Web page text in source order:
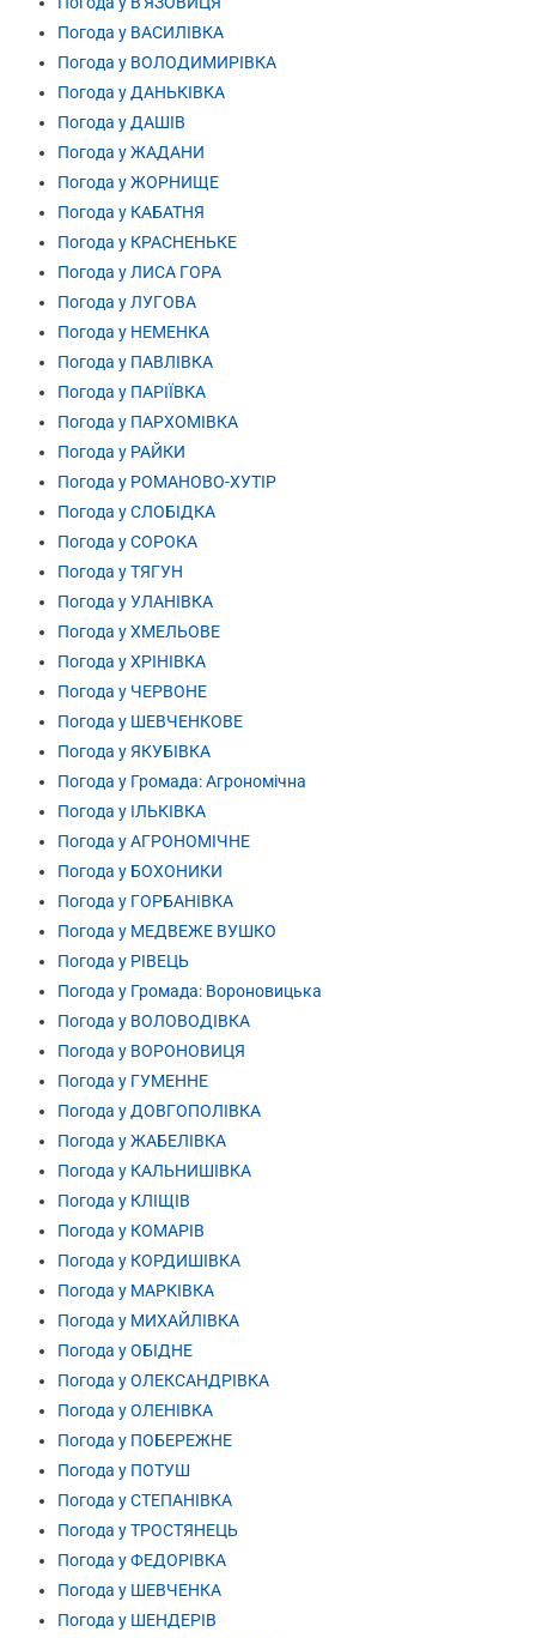
Погода у ВАСИЛІВКА
Погода у ВОЛОДИМИРІВКА
Погода у ДАНЬКІВКА
Погода у ДАШІВ
Погода у ЖАДАНИ
Погода у ЖОРНИЩЕ
Погода у КАБАТНЯ
Погода у КРАСНЕНЬКЕ
Погода у ЛИСА ГОРА
Погода у ЛУГОВА
Погода у НЕМЕНКА
Погода у ПАВЛІВКА
Погода у ПАРІЇВКА
Погода у ПАРХОМІВКА
Погода у РАЙКИ
Погода у РОМАНОВО-ХУТІР
Погода у СЛОБІДКА
Погода у СОРОКА
Погода у ТЯГУН
Погода у УЛАНІВКА
Погода у ХМЕЛЬОВЕ
Погода у ХРІНІВКА
Погода у ЧЕРВОНЕ
Погода у ШЕВЧЕНКОВЕ
Погода у ЯКУБІВКА
Погода у Громада: Агрономічна
Погода у ІЛЬКІВКА
Погода у АГРОНОМІЧНЕ
Погода у БОХОНИКИ
Погода у ГОРБАНІВКА
Погода у МЕДВЕЖЕ ВУШКО
Погода у РІВЕЦЬ
Погода у Громада: Вороновицька
Погода у ВОЛОВОДІВКА
Погода у ВОРОНОВИЦЯ
Погода у ГУМЕННЕ
Погода у ДОВГОПОЛІВКА
Погода у ЖАБЕЛІВКА
Погода у КАЛЬНИШІВКА
Погода у КЛІЩІВ
Погода у КОМАРІВ
Погода у КОРДИШІВКА
Погода у МАРКІВКА
Погода у МИХАЙЛІВКА
Погода у ОБІДНЕ
Погода у ОЛЕКСАНДРІВКА
Погода у ОЛЕНІВКА
Погода у ПОБЕРЕЖНЕ
Погода у ПОТУШ
Погода у СТЕПАНІВКА
Погода у ТРОСТЯНЕЦЬ
Погода у ФЕДОРІВКА
Погода у ШЕВЧЕНКА
Погода у ШЕНДЕРІВ